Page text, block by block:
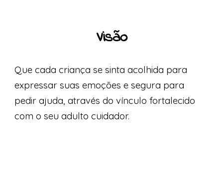
Visão
Que cada criança se sinta acolhida para
expressar suas emoções e segura para
pedir ajuda, através do vínculo fortalecido
com o seu adulto cuidador.